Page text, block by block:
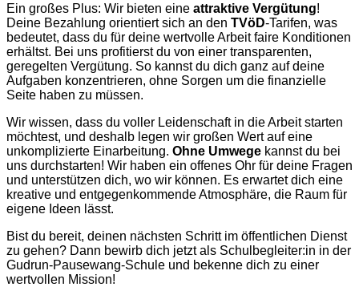
Ein großes Plus: Wir bieten eine attraktive Vergütung!
Deine Bezahlung orientiert sich an den TVöD-Tarifen, was
bedeutet, dass du für deine wertvolle Arbeit faire Konditionen
erhältst. Bei uns profitierst du von einer transparenten,
geregelten Vergütung. So kannst du dich ganz auf deine
Aufgaben konzentrieren, ohne Sorgen um die finanzielle
Seite haben zu müssen.
Wir wissen, dass du voller Leidenschaft in die Arbeit starten
möchtest, und deshalb legen wir großen Wert auf eine
unkomplizierte Einarbeitung. Ohne Umwege kannst du bei
uns durchstarten! Wir haben ein offenes Ohr für deine Fragen
und unterstützen dich, wo wir können. Es erwartet dich eine
kreative und entgegenkommende Atmosphäre, die Raum für
eigene Ideen lässt.
Bist du bereit, deinen nächsten Schritt im öffentlichen Dienst
zu gehen? Dann bewirb dich jetzt als Schulbegleiter:in in der
Gudrun-Pausewang-Schule und bekenne dich zu einer
wertvollen Mission!